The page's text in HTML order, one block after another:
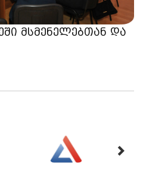
მსმენელებთან და